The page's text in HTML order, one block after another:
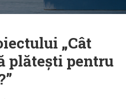
„Cât
plătești pentru